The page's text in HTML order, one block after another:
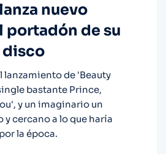
nuevo
portadón de su
lanzamiento de 'Beauty
bastante Prince,
y un imaginario un
cercano a lo que haría
la época.